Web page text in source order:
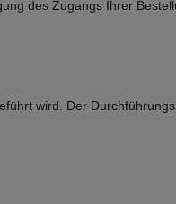
des Zugangs Ihrer
wird. Der